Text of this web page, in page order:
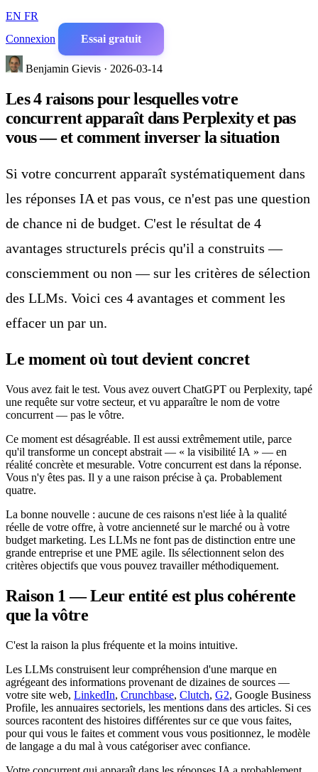
EN FR
Connexion
Essai gratuit
Benjamin Gievis · 2026-03-14
Les 4 raisons pour lesquelles votre
concurrent apparaît dans Perplexity et pas
vous — et comment inverser la situation
Si votre concurrent apparaît systématiquement dans
les réponses IA et pas vous, ce n'est pas une question
de chance ni de budget. C'est le résultat de 4
avantages structurels précis qu'il a construits —
consciemment ou non — sur les critères de sélection
des LLMs. Voici ces 4 avantages et comment les
effacer un par un.
Le moment où tout devient concret
Vous avez fait le test. Vous avez ouvert ChatGPT ou Perplexity, tapé
une requête sur votre secteur, et vu apparaître le nom de votre
concurrent — pas le vôtre.
Ce moment est désagréable. Il est aussi extrêmement utile, parce
qu'il transforme un concept abstrait — « la visibilité IA » — en
réalité concrète et mesurable. Votre concurrent est dans la réponse.
Vous n'y êtes pas. Il y a une raison précise à ça. Probablement
quatre.
La bonne nouvelle : aucune de ces raisons n'est liée à la qualité
réelle de votre offre, à votre ancienneté sur le marché ou à votre
budget marketing. Les LLMs ne font pas de distinction entre une
grande entreprise et une PME agile. Ils sélectionnent selon des
critères objectifs que vous pouvez travailler méthodiquement.
Raison 1 — Leur entité est plus cohérente
que la vôtre
C'est la raison la plus fréquente et la moins intuitive.
Les LLMs construisent leur compréhension d'une marque en
agrégeant des informations provenant de dizaines de sources —
votre site web, LinkedIn, Crunchbase, Clutch, G2, Google Business
Profile, les annuaires sectoriels, les mentions dans des articles. Si ces
sources racontent des histoires différentes sur ce que vous faites,
pour qui vous le faites et comment vous vous positionnez, le modèle
de langage a du mal à vous catégoriser avec confiance.